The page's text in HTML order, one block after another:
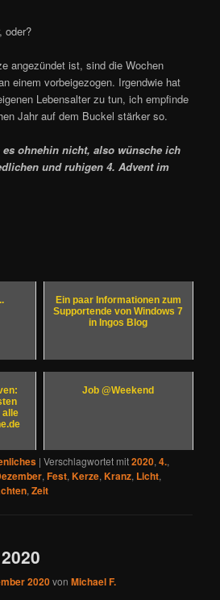
oder?
angezündet ist, sind die Wochen
einem vorbeigezogen. Irgendwie hat
Lebensalter zu tun, ich empfinde
Jahr auf dem Buckel stärker so.
ohnehin nicht, also wünsche ich
und ruhigen 4. Advent im
Ein paar Informationen zum
Supportende von Windows 7
in Ingos Blog
alle
Job @Weekend
|Verschlagwortet mit2020,4.,
,Fest,Kerze,Kranz, Licht,
,Zeit
2020vonMichael F.